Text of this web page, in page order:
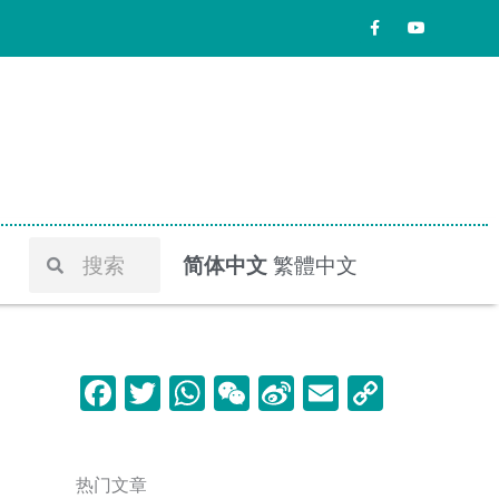
F
a
Y
o
Search
Search 简体中文 繁體中文
F
T
W W Si E
热门文章